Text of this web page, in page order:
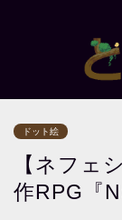
ドット絵
【ネフェ
作RPG『